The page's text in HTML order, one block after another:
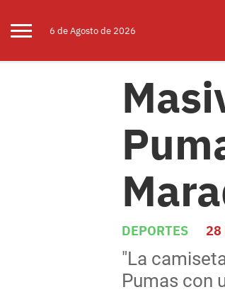
6 deAgostode 2026
DEPORTES 28
"La
Pumas con